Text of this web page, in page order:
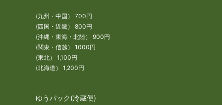
(九州・中国） 700円
(四国・近畿） 800円
(沖縄・東海・北陸） 900円
(関東・信越） 1000円
(東北） 1,100円
(北海道） 1,200円
ゆうパック(冷蔵便)